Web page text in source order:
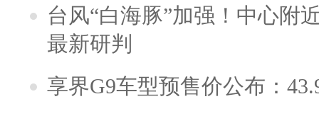
台风“白海豚”加强！中心附
最新研判
享界G9车型预售价公布：